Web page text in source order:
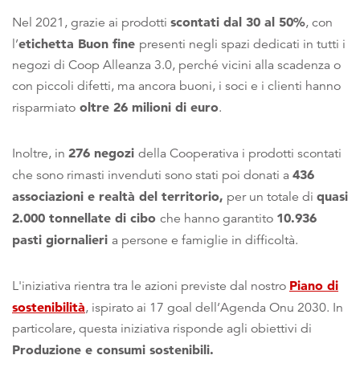
Nel 2021, grazie ai prodotti scontati dal 30 al 50%, con
l’etichetta Buon fine presenti negli spazi dedicati in tutti i
negozi di Coop Alleanza 3.0, perché vicini alla scadenza o
con piccoli difetti, ma ancora buoni, i soci e i clienti hanno
risparmiato oltre 26 milioni di euro.
Inoltre, in 276 negozi della Cooperativa i prodotti scontati
che sono rimasti invenduti sono stati poi donati a 436
associazioni e realtà del territorio, per un totale di quasi
2.000 tonnellate di cibo che hanno garantito 10.936
pasti giornalieri a persone e famiglie in difficoltà.
L'iniziativa rientra tra le azioni previste dal nostro Piano di
sostenibilità, ispirato ai 17 goal dell’Agenda Onu 2030. In
particolare, questa iniziativa risponde agli obiettivi di
Produzione e consumi sostenibili.